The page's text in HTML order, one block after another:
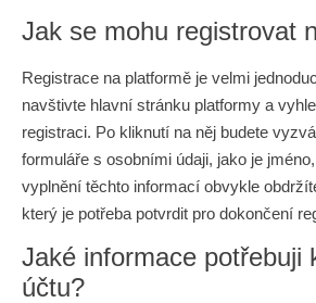
Jak se mohu registrovat
Registrace na platformě je velmi
navštivte hlavní stránku platformy a
registraci. Po kliknutí na něj budete
formuláře s osobními údaji, jako je
vyplnění těchto informací obvykle
který je potřeba potvrdit pro dokončení
Jaké informace potřebuji
účtu?